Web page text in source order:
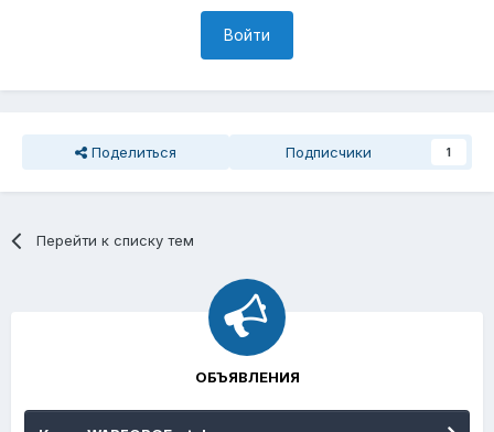
Войти
Поделиться Подписчики 1
Перейти к списку тем
ОБЪЯВЛЕНИЯ